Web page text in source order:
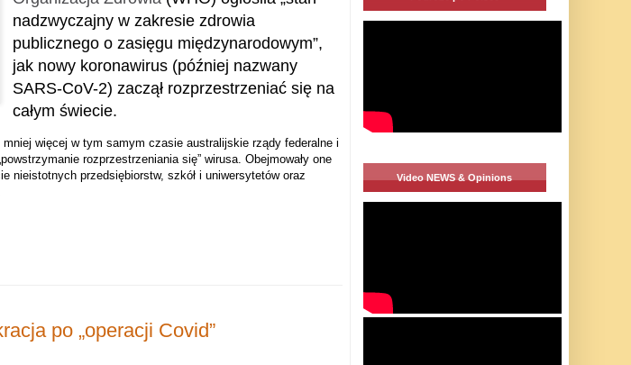
nadzwyczajny w zakresie zdrowia
publicznego o zasięgu międzynarodowym”,
jak nowy koronawirus (później nazwany
SARS-CoV-2) zaczął rozprzestrzeniać się na
całym świecie.
mniej więcej w tym samym czasie australijskie rządy federalne i
rozprzestrzeniania się” wirusa. Obejmowały one
nieistotnych przedsiębiorstw, szkół i uniwersytetów oraz
po „operacji Covid”
Video NEWS & Opinions